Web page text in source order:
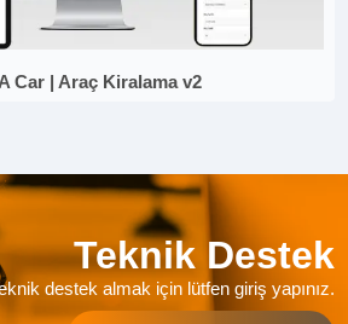
Car | Araç Kiralama v2
Teknik Destek
destek almak için lütfen giriş yapınız.